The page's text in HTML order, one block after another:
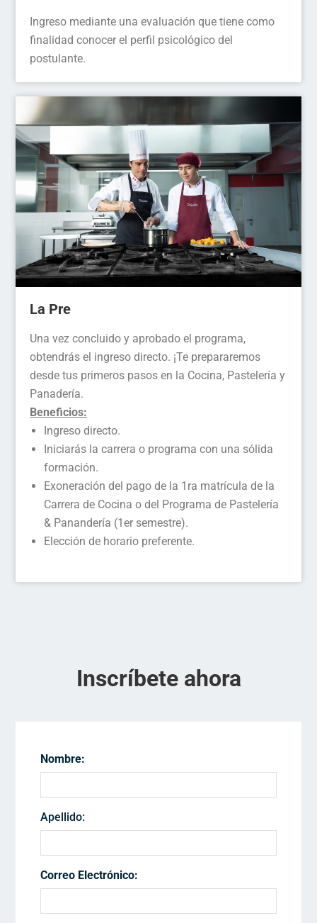
Ingreso mediante una evaluación que tiene como
finalidad conocer el perfil psicológico del
postulante.
La Pre
Una vez concluido y aprobado el programa,
obtendrás el ingreso directo. ¡Te prepararemos
desde tus primeros pasos en la Cocina, Pastelería y
Panadería.
Beneficios:
Ingreso directo.
Iniciarás la carrera o programa con una sólida
formación.
Exoneración del pago de la 1ra matrícula de la
Carrera de Cocina o del Programa de Pastelería
& Panandería (1er semestre).
Elección de horario preferente.
Inscríbete ahora
Nombre:
Apellido:
Correo Electrónico: